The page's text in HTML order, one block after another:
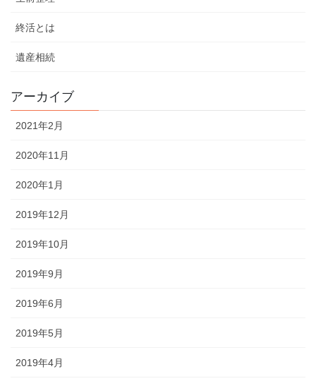
終活とは
遺産相続
アーカイブ
2021年2月
2020年11月
2020年1月
2019年12月
2019年10月
2019年9月
2019年6月
2019年5月
2019年4月